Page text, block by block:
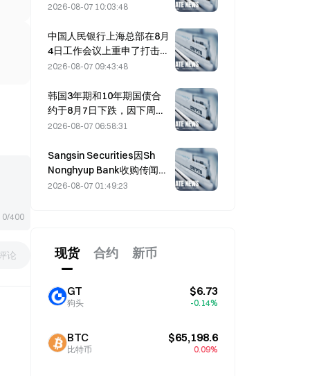
0/400
论
3.4325%
2026-08-07 10:03:48
中国人民银行上海总部在8月
4日工作会议上重申了打击加
密货币的政策。
2026-08-07 09:43:48
韩国3年期和10年期国债合
约于8月7日下跌，因下周拍
卖临近。
2026-08-07 06:58:31
Sangsin Securities因Sh
Nonghyup Bank收购传闻飙
升29.91%
2026-08-07 01:49:23
现货 合约 新币
GT
狗头
$6.73
-0.14%
BTC
比特币
$65,198.6
0.09%